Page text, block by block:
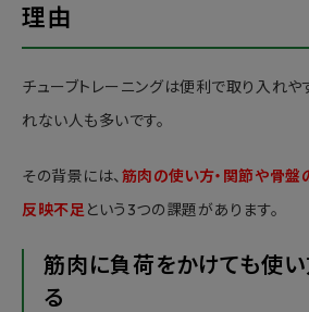
理由
チューブトレーニングは便利で取り入れや
れない人も多いです。
その背景には、 筋肉の使い方・関節や骨盤
反映不足 という3つの課題があります。
筋肉に負荷をかけても使
る